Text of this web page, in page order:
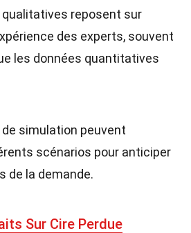
qualitatives reposent sur
des experts, souvent
les données quantitatives
simulation peuvent
scénarios pour anticiper
de la demande.
Sur Cire Perdue